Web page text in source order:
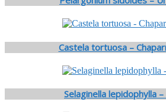
Castela tortuosa –
Selaginella lepidophylla